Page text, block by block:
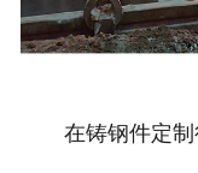
在铸钢件定制